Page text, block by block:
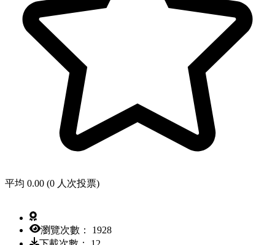
平均 0.00 (0 人次投票)
瀏覽次數： 1928